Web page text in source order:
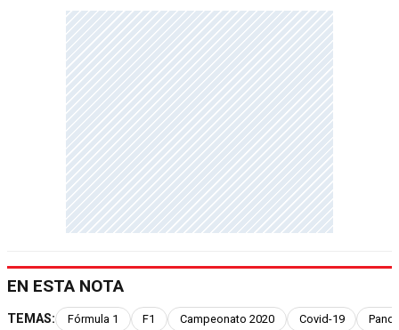
EN ESTA NOTA
TEMAS: Fórmula 1 F1 Campeonato 2020 Covid-19